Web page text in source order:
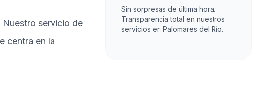
Nuestro servicio de
centra en la
Sin sorpresas de última hora.
Transparencia total en nuestros
servicios en Palomares del Río.